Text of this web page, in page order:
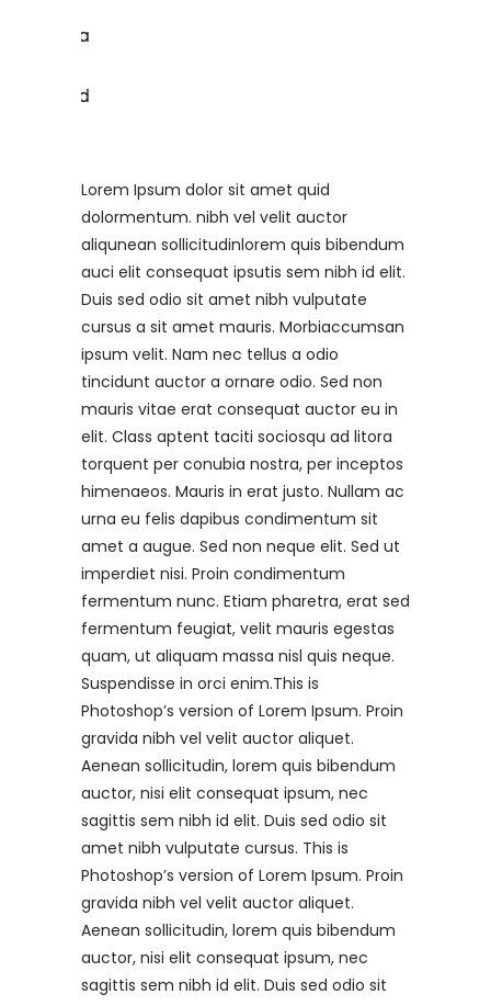
Lorem Ipsum dolor sit amet quid
dolormentum. nibh vel velit auctor
aliqunean sollicitudinlorem quis bibendum
auci elit consequat ipsutis sem nibh id elit.
Duis sed odio sit amet nibh vulputate
cursus a sit amet mauris. Morbiaccumsan
ipsum velit. Nam nec tellus a odio
tincidunt auctor a ornare odio. Sed non
mauris vitae erat consequat auctor eu in
elit. Class aptent taciti sociosqu ad litora
torquent per conubia nostra, per inceptos
himenaeos. Mauris in erat justo. Nullam ac
urna eu felis dapibus condimentum sit
amet a augue. Sed non neque elit. Sed ut
imperdiet nisi. Proin condimentum
fermentum nunc. Etiam pharetra, erat sed
fermentum feugiat, velit mauris egestas
quam, ut aliquam massa nisl quis neque.
Suspendisse in orci enim.This is
Photoshop’s version of Lorem Ipsum. Proin
gravida nibh vel velit auctor aliquet.
Aenean sollicitudin, lorem quis bibendum
auctor, nisi elit consequat ipsum, nec
sagittis sem nibh id elit. Duis sed odio sit
amet nibh vulputate cursus. This is
Photoshop’s version of Lorem Ipsum. Proin
gravida nibh vel velit auctor aliquet.
Aenean sollicitudin, lorem quis bibendum
auctor, nisi elit consequat ipsum, nec
sagittis sem nibh id elit. Duis sed odio sit